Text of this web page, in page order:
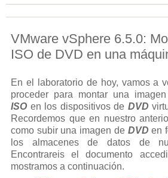
VMware vSphere 6.5.0:
ISO de DVD en una
En el laboratorio de hoy, vamos a
proceder para montar una
ISO en los dispositivos de DVD
Recordemos que en nuestro
como subir una imagen de DVDen
los almacenes de datos de
Encontrareis el documento
mostramos a continuación.